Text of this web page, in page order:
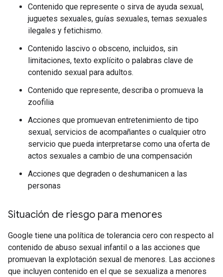
Contenido que represente o sirva de ayuda sexual,
juguetes sexuales, guías sexuales, temas sexuales
ilegales y fetichismo.
Contenido lascivo o obsceno, incluidos, sin
limitaciones, texto explícito o palabras clave de
contenido sexual para adultos.
Contenido que represente, describa o promueva la
zoofilia
Acciones que promuevan entretenimiento de tipo
sexual, servicios de acompañantes o cualquier otro
servicio que pueda interpretarse como una oferta de
actos sexuales a cambio de una compensación
Acciones que degraden o deshumanicen a las
personas
Situación de riesgo para menores
Google tiene una política de tolerancia cero con respecto al
contenido de abuso sexual infantil o a las acciones que
promuevan la explotación sexual de menores. Las acciones
que incluyen contenido en el que se sexualiza a menores